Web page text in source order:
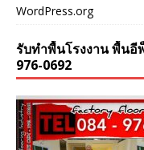
WordPress.org
รับทำพื้นโรงงาน พื้นอี
976-0692